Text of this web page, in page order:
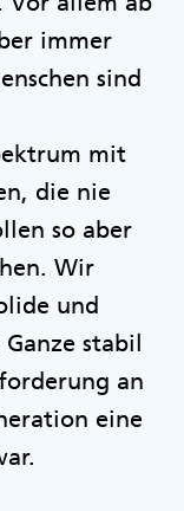
immer
sind
mit
die nie
so aber
Wir
und
stabil
an
eine